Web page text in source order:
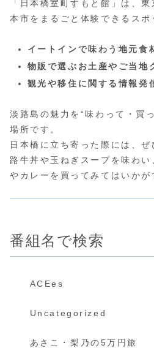
「日本橋室町すもと館」は、
本市をまるごと体験できるスポ
イートインで味わう地元食
物販で選ぶお土産やご当地
観光や移住に関する情報発
淡路島の魅力を“味わって・買
場所です。
日本橋に立ち寄った際には、
路牛丼や玉ねぎスープを味わ
やカレーを買ってみてはいかが
番組名で検索
ACEes
Uncategorized
あさこ・梨乃の5万円旅